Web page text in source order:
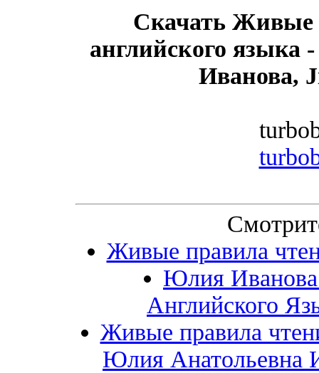
Скачать Живые
английского
Иванова,
Живые правила
Юлия
Английского
Живые правила
Юлия Анатольевна